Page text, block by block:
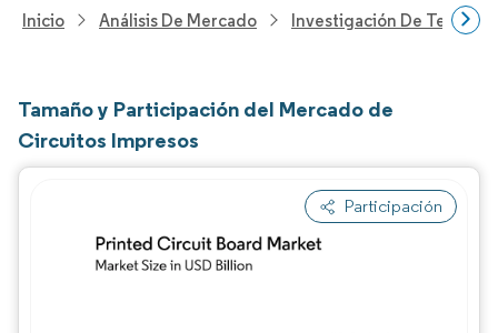
Inicio Análisis De Mercado Investigación De
Tamaño y Participación del Mercado de
Circuitos Impresos
Participación